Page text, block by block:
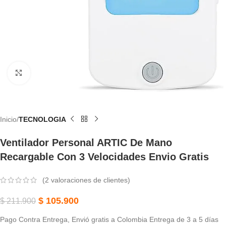
Haga Clic Para Ampliar
Inicio TECNOLOGIA
Ventilador Personal ARTIC De Mano
Recargable Con 3 Velocidades Envio Gratis
(2 valoraciones de clientes)
$211.900 $ 105.900
Pago Contra Entrega, Envió gratis a Colombia Entrega de 3 a 5 días